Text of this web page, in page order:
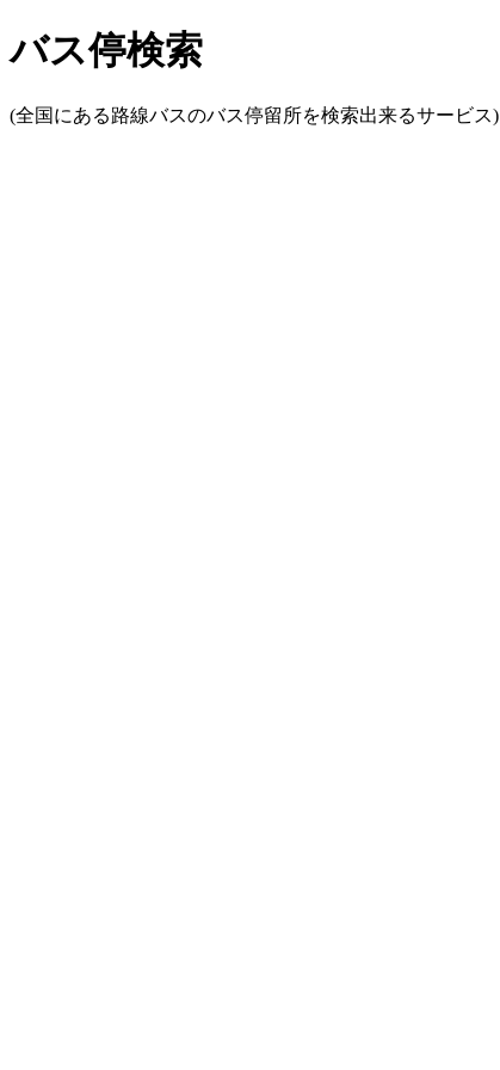
バス停検索
(全国にある路線バスのバス停留所を検索出来るサービス)